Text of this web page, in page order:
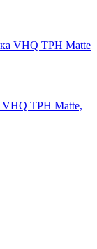
VHQ TPH Matte,